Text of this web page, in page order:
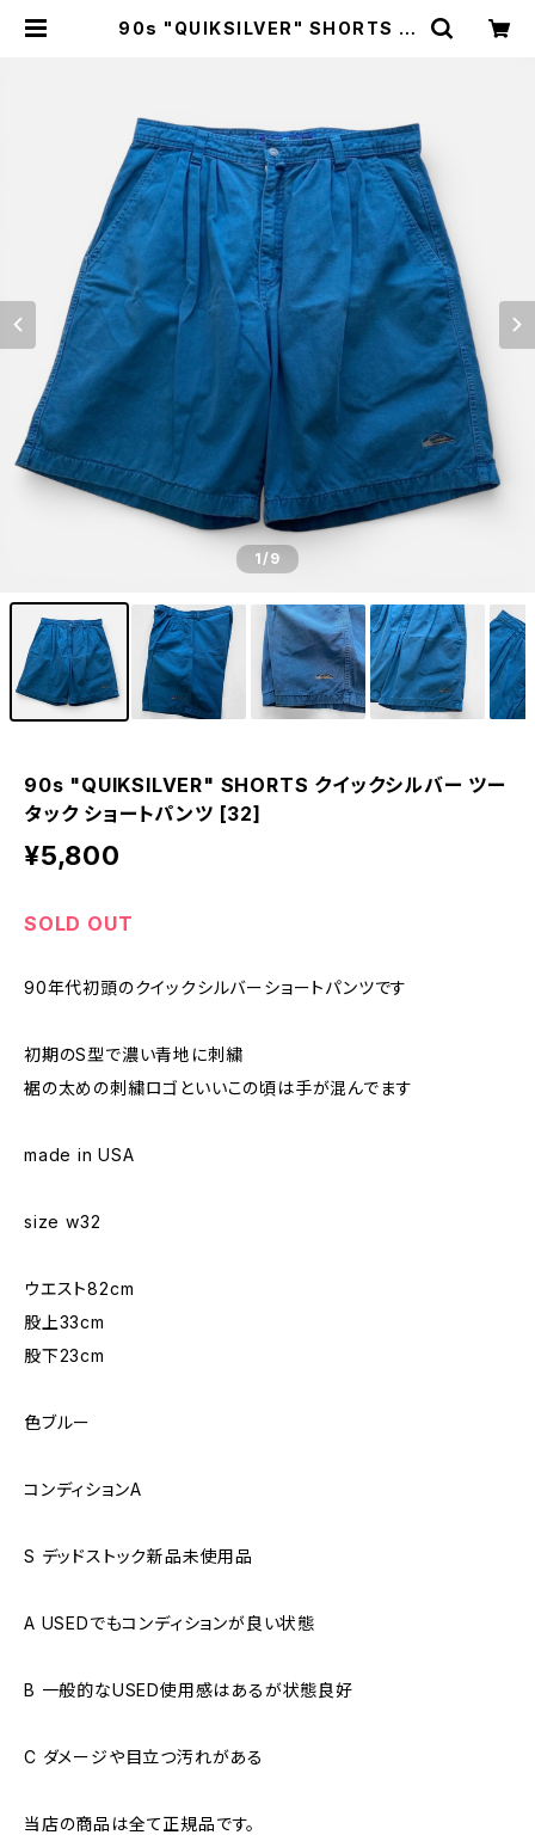
90s "QUIKSILVER" SHORTS ク
1/9
90s "QUIKSILVER" SHORTS クイックシルバー ツー
タック ショートパンツ [32]
¥5,800
SOLD OUT
90年代初頭のクイックシルバーショートパンツです
初期のS型で濃い青地に刺繍
裾の太めの刺繍ロゴといいこの頃は手が混んでます
made in USA
size w32
ウエスト82cm
股上33cm
股下23cm
色ブルー
コンディションA
S デッドストック新品未使用品
A USEDでもコンディションが良い状態
B 一般的なUSED使用感はあるが状態良好
C ダメージや目立つ汚れがある
当店の商品は全て正規品です。